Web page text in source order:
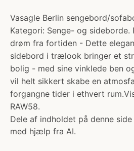
Vasagle Berlin sengebord/
Kategori: Senge- og sideborde.
drøm fra fortiden - Dette
sidebord i trælook bringer et
bolig - med sine vinklede ben
vil helt sikkert skabe en
forgangne tider i ethvert
RAW58.
Dele af indholdet på denne
med hjælp fra AI.